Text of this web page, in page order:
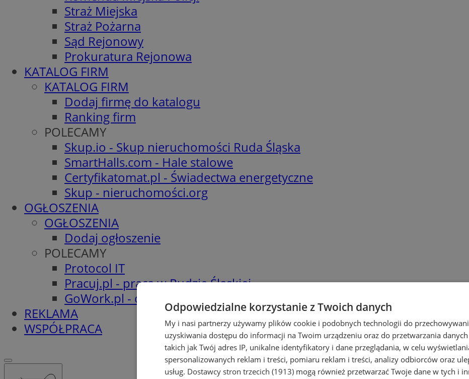
Straż Miejska
Straż Pożarna
Sąd Rejonowy
Prokuratura Rejonowa
KATALOG FIRM
KATALOG FIRM
Dodaj firmę do katalogu
Ranking firm
POLECAMY
Skup.io - Skup nieruchomości Ruda Śląska
SmartHalls.com - Hale stalowe
Certyfikatomat.pl - Świadectwa energetyczne
Skup - nieruchomości.org
OGŁOSZENIA
OGŁOSZENIA
Dodaj ogłoszenie
POLECAMY
Protocol IT
Pracuj.pl - praca w Rudzie Śląskiej
GoWork.pl - oferty pracy
REKLAMA
WSPÓŁPRACA
Odpowiedzialne korzystanie z Twoich danych
My i nasi partnerzy używamy plików cookie i podobnych technologii do
uzyskiwania dostępu do informacji na Twoim urządzeniu oraz do przetwarzania
takich jak Twój adres IP, unikalne identyfikatory i dane przeglądania, w celu
spersonalizowanych reklam i treści, pomiaru reklam i treści, analizy odbiorców oraz
usług. Dostawcy stron trzecich (1913) mogą również przetwarzać Twoje dane w tych i